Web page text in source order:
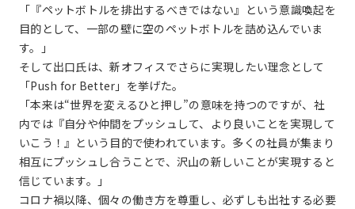
「『ペットボトルを排出するべきではない』という意識喚起を
目的として、一部の壁に空のペットボトルを詰め込んでいま
す。」
そして出口氏は、新オフィスでさらに実現したい理念として
「Push for Better」を挙げた。
「本来は“世界を変えるひと押し”の意味を持つのですが、社
内では『自分や仲間をプッシュして、より良いことを実現して
いこう！』という目的で使われています。多くの社員が集まり
相互にプッシュし合うことで、沢山の新しいことが実現すると
信じています。」
コロナ禍以降、個々の働き方を尊重し、必ずしも出社する必要